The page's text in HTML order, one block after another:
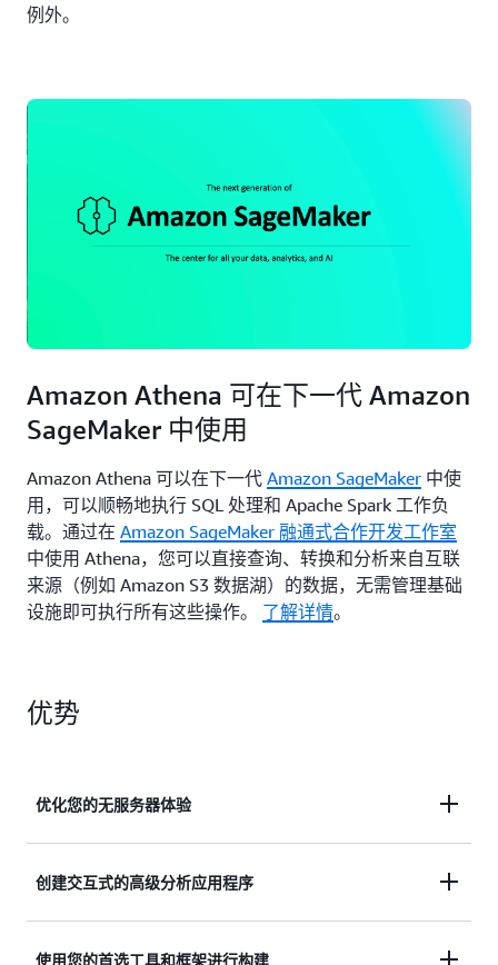
例外。
Amazon Athena 可在下一代 Amazon
SageMaker 中使用
Amazon Athena 可以在下一代 Amazon SageMaker 中使
用，可以顺畅地执行 SQL 处理和 Apache Spark 工作负
载。通过在 Amazon SageMaker 融通式合作开发工作室
中使用 Athena，您可以直接查询、转换和分析来自互联
来源（例如 Amazon S3 数据湖）的数据，无需管理基础
设施即可执行所有这些操作。 了解详情。
优势
优化您的无服务器体验
通过无服务器体验，以经过简化、近乎即时的方式启
创建交互式的高级分析应用程序
利用本地、数据湖或云存储中的数据，构建交互式的
使用您的首选工具和框架进行构建